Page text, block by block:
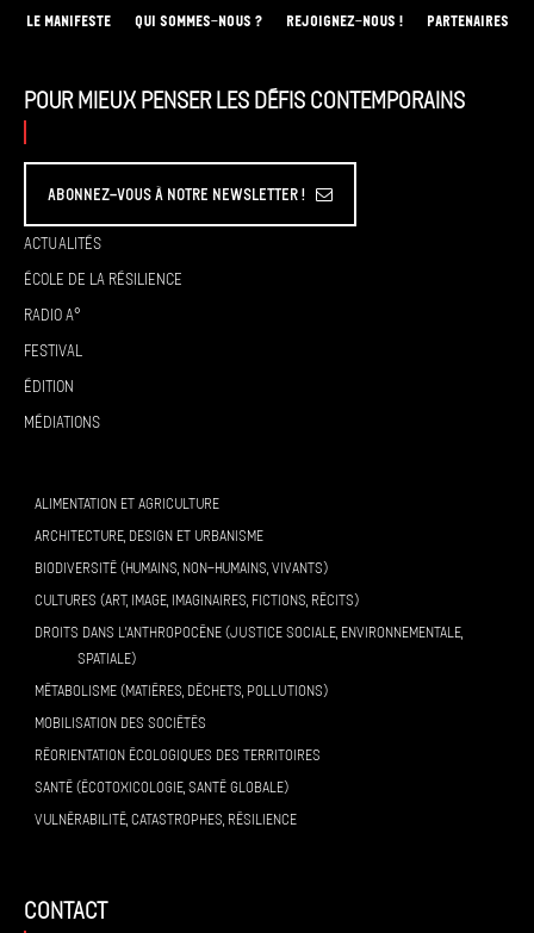
LE MANIFESTE QUI SOMMES-NOUS ? REJOIGNEZ-NOUS ! PARTENAIRES
Pour mieux penser les défis contemporains
Abonnez-vous à Notre Newsletter !
Actualités
École de la résilience
Radio A°
Festival
Édition
Médiations
ALIMENTATION ET AGRICULTURE
ARCHITECTURE, DESIGN ET URBANISME
BIODIVERSITÉ (HUMAINS, NON-HUMAINS, VIVANTS)
CULTURES (ART, IMAGE, IMAGINAIRES, FICTIONS, RÉCITS)
DROITS DANS L’ANTHROPOCÈNE (JUSTICE SOCIALE, ENVIRONNEMENTALE,
SPATIALE)
MÉTABOLISME (MATIÈRES, DÉCHETS, POLLUTIONS)
MOBILISATION DES SOCIÉTÉS
RÉORIENTATION ÉCOLOGIQUES DES TERRITOIRES
SANTÉ (ÉCOTOXICOLOGIE, SANTÉ GLOBALE)
VULNÉRABILITÉ, CATASTROPHES, RÉSILIENCE
contact